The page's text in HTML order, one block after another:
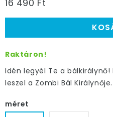
16 490 Ft
Raktáron!
Idén legyél Te a bálkirálynő!
leszel a Zombi Bál Királynője.
méret